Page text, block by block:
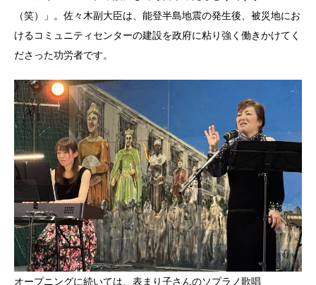
（笑）」。佐々木副大臣は、能登半島地震の発生後、被災地にお
けるコミュニティセンターの建設を政府に粘り強く働きかけてく
ださった功労者です。
オープニングに続いては、表まり子さんのソプラノ歌唱